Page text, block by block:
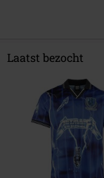
Laatst bezocht